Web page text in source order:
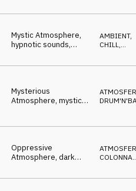
Mystic Atmosphere,
hypnotic sounds,
AMBIENT,
CHILL
Mysterious
Atmosphere, mystic
Oppressive
Atmosphere, dark
mournful
COLONNA